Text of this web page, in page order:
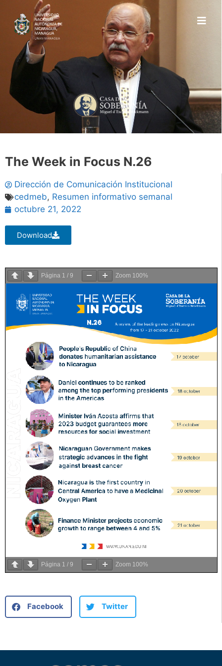
The Week in Focus N.26
Dirección de Comunicación Institucional
cedmeb, Resumen informativo semanal
octubre 21, 2022
Download
Página 1 / 9 Zoom 100%
Página 1 / 9 Zoom 100%
Facebook Twitter